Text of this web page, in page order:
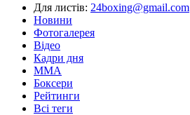
Для листів: 24boxing@gmail.com
Новини
Фотогалерея
Відео
Кадри дня
ММА
Боксери
Рейтинги
Всі теги